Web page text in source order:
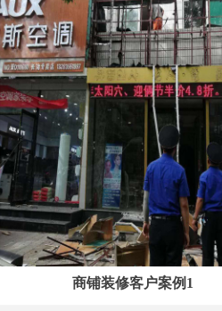
商铺装修客户案例1